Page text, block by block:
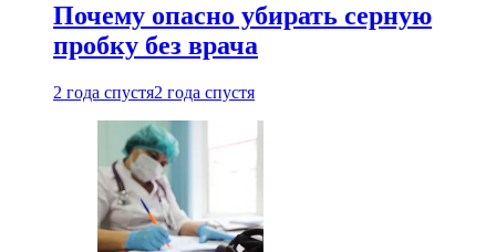
Почему опасно убирать серную
пробку без врача
2 года спустя2 года спустя